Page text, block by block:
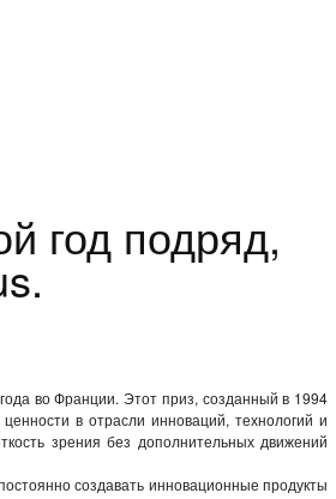
год подряд,
во Франции. Этот приз, созданный в 1994
в отрасли инноваций, технологий и
зрения без дополнительных движений
создавать инновационные продукты